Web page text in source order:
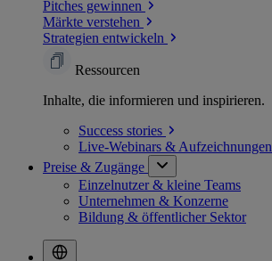
Pitches gewinnen
Märkte verstehen
Strategien entwickeln
Ressourcen
Inhalte, die informieren und inspirieren.
Success stories
Live-Webinars & Aufzeichnungen
Preise & Zugänge
Einzelnutzer & kleine Teams
Unternehmen & Konzerne
Bildung & öffentlicher Sektor